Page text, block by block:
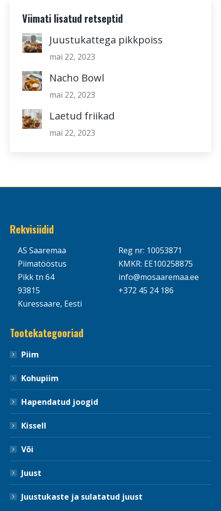
Viimati lisatud retseptid
Juustukattega pikkpoiss
mai 22, 2023
Nacho Bowl
mai 22, 2023
Laetud friikad
mai 22, 2023
Rekvisiidid
AS Saaremaa
Piimatööstus
Pikk tn 64
93815
Kuressaare, Eesti
Reg nr: 10053871
KMKR: EE100258875
info@mosaaremaa.ee
+372 45 24 186
Tootekategooriad
Piim
Kohupiim
Hapendatud joogid
Kissell
Või
Juust
Juustukaste ja sulatatud juust